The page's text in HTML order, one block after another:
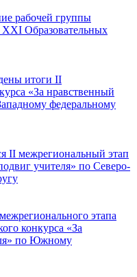
рабочей группы
Образовательных
итоги II
«За нравственный
федеральному
II межрегиональный этап
учителя» по Северо-
этапа
конкурса «За
по Южному